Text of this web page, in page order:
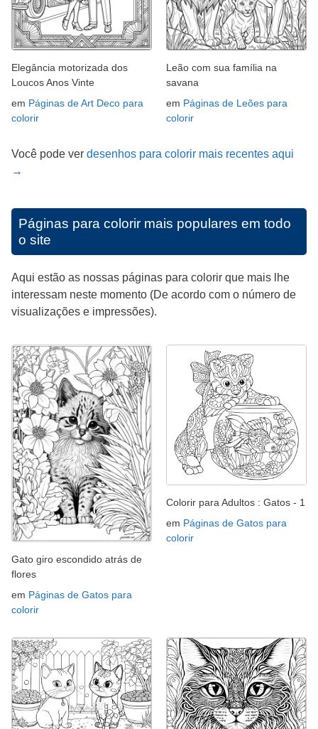
Elegância motorizada dos
Loucos Anos Vinte
em Páginas de Art Deco para
colorir
Leão com sua família na
savana
em Páginas de Leões para
colorir
Você pode ver desenhos para colorir mais recentes aqui
→
Páginas para colorir mais populares em todo
o site
Aqui estão as nossas páginas para colorir que mais lhe
interessam neste momento (De acordo com o número de
visualizações e impressões).
Gato giro escondido atrás de
flores
em Páginas de Gatos para
colorir
Colorir para Adultos : Gatos - 1
em Páginas de Gatos para
colorir